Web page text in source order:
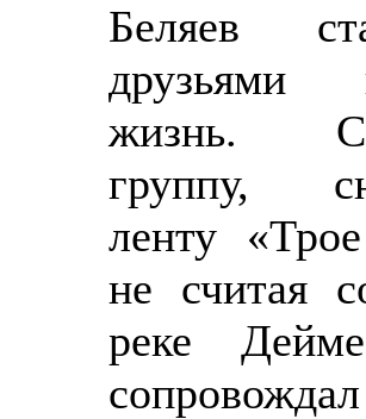
Беляев
жизнь.
группу,
ленту
не считая
реке